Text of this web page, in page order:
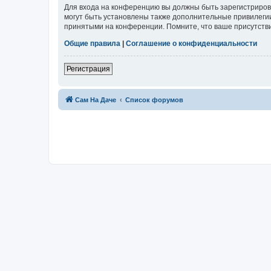
Для входа на конференцию вы должны быть
могут быть установлены также дополнительные
принятыми на конференции. Помните, что ваше
Общие правила | Соглашение о конфиденциальности
Регистрация
Сам На Даче Список форумов